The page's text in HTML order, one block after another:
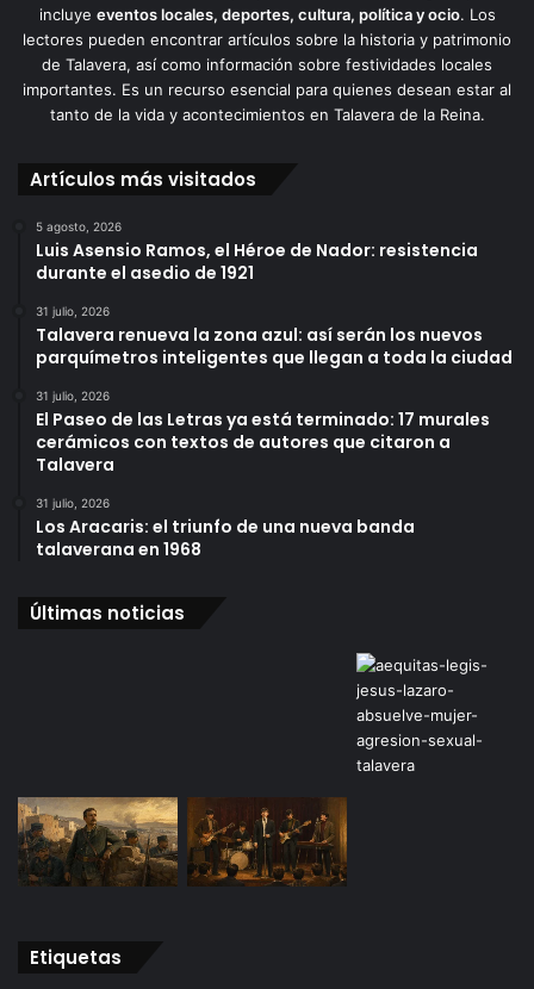
incluye eventos locales, deportes, cultura, política y ocio. Los
lectores pueden encontrar artículos sobre la historia y patrimonio
de Talavera, así como información sobre festividades locales
importantes. Es un recurso esencial para quienes desean estar al
tanto de la vida y acontecimientos en Talavera de la Reina.
Artículos más visitados
5 agosto, 2026
Luis Asensio Ramos, el Héroe de Nador: resistencia
durante el asedio de 1921
31 julio, 2026
Talavera renueva la zona azul: así serán los nuevos
parquímetros inteligentes que llegan a toda la ciudad
31 julio, 2026
El Paseo de las Letras ya está terminado: 17 murales
cerámicos con textos de autores que citaron a
Talavera
31 julio, 2026
Los Aracaris: el triunfo de una nueva banda
talaverana en 1968
Últimas noticias
Etiquetas